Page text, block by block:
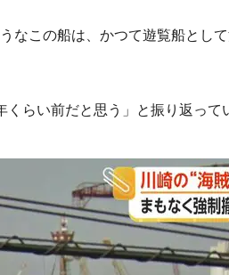
なこの船は、かつて遊覧船とし
らい前だと思う」と振り返って